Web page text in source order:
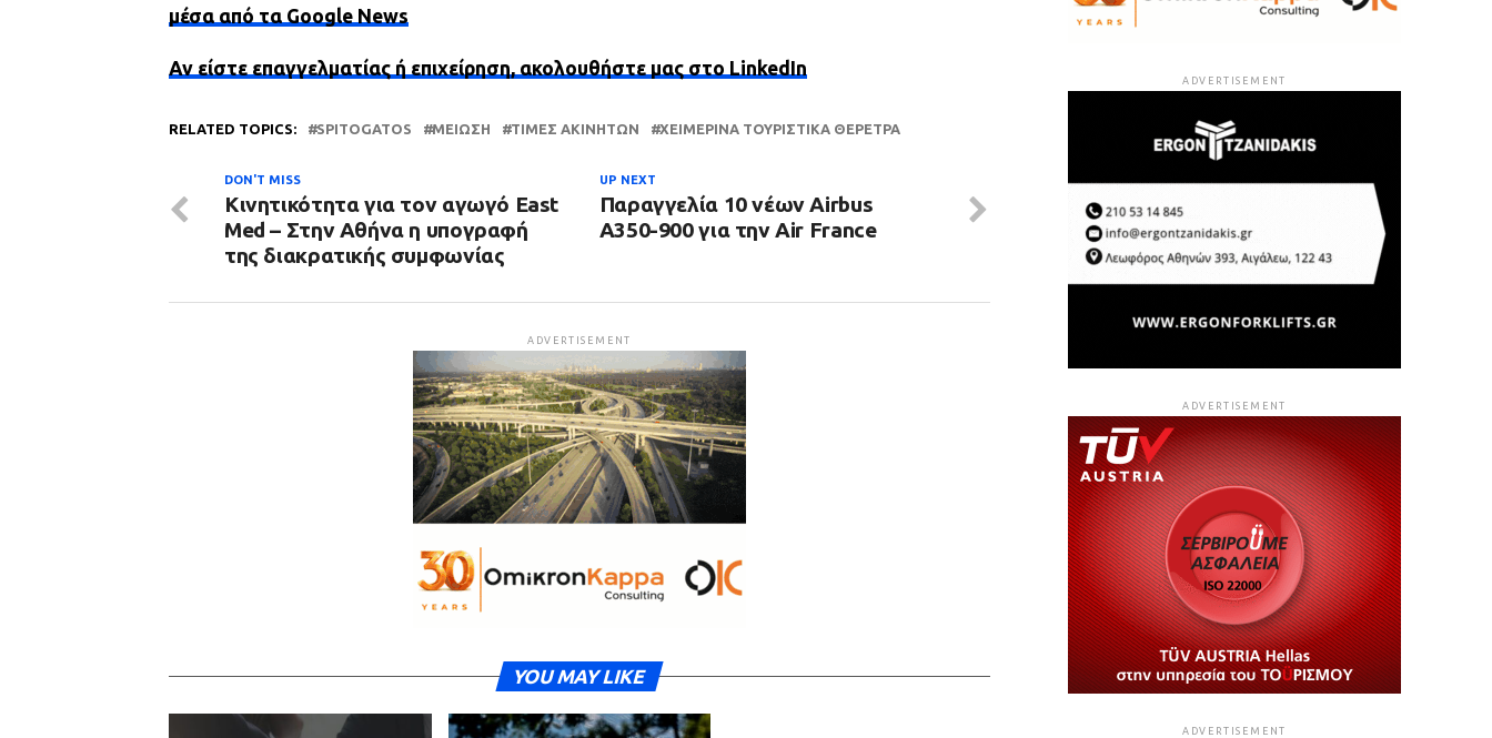
μέσα από τα Google News
Αν είστε επαγγελματίας ή επιχείρηση, ακολουθήστε μας στο LinkedIn
RELATED TOPICS: SPITOGATOS ΜΕΊΩΣΗ ΤΙΜΈΣ ΑΚΙΝΉΤΩΝ ΧΕΙΜΕΡΙΝΆ ΤΟΥΡΙΣΤΙΚΆ ΘΈΡΕΤΡΑ
UP NEXT
Παραγγελία 10 νέων Airbus
A350-900 για την Air France
DON'T MISS
Κινητικότητα για τον αγωγό East
Med – Στην Αθήνα η υπογραφή
της διακρατικής συμφωνίας
ADVERTISEMENT
YOU MAY LIKE
ADVERTISEMENT
ADVERTISEMENT
ADVERTISEMENT